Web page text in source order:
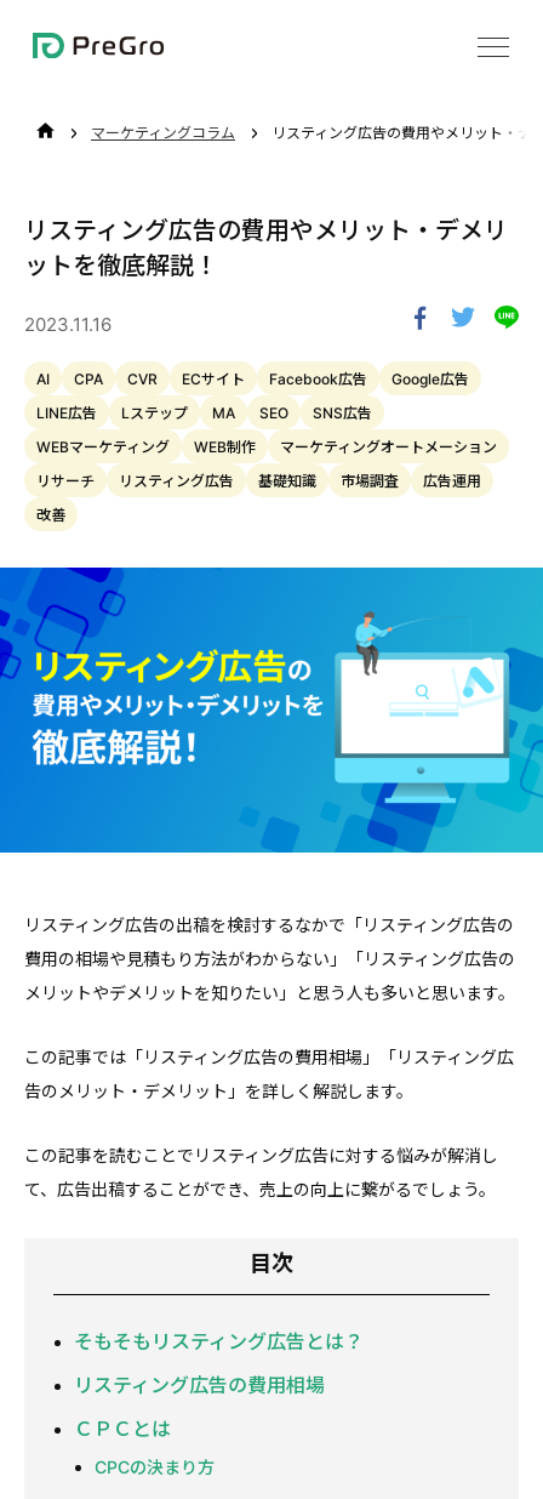
TOP マーケティングコラム リスティング広告の費用やメリット・デ
リスティング広告の費用やメリット・デメリ
ットを徹底解説！
2023.11.16
AI CPA CVR ECサイト Facebook広告
Google広告
LINE広告
Lステップ MA SEO
SNS広告
WEBマーケティング
WEB制作
マーケティングオートメーション
リサーチ
リスティング広告 基礎知識 市場調査
広告運用
改善
リスティング広告の出稿を検討するなかで「リスティング広告の
費用の相場や見積もり方法がわからない」「リスティング広告の
メリットやデメリットを知りたい」と思う人も多いと思います。
この記事では「リスティング広告の費用相場」「リスティング広
告のメリット・デメリット」を詳しく解説します。
この記事を読むことでリスティング広告に対する悩みが解消し
て、広告出稿することができ、売上の向上に繋がるでしょう。
目次
そもそもリスティング広告とは？
リスティング広告の費用相場
ＣＰＣとは
CPCの決まり方